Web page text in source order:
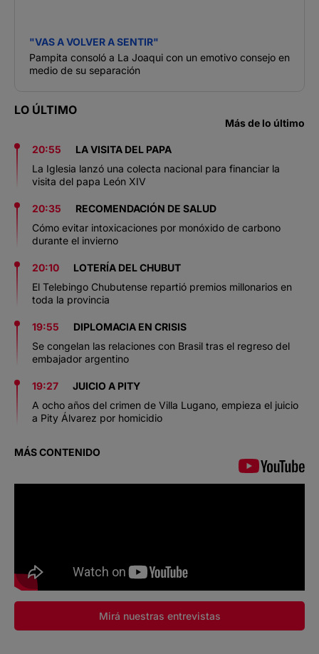
"VAS A VOLVER A SENTIR"
Pampita consoló a La Joaqui con un emotivo consejo en
medio de su separación
LO ÚLTIMO
Más de lo último
20:55
LA VISITA DEL PAPA
La Iglesia lanzó una colecta nacional para financiar la
visita del papa León XIV
20:35
RECOMENDACIÓN DE SALUD
Cómo evitar intoxicaciones por monóxido de carbono
durante el invierno
20:10
LOTERÍA DEL CHUBUT
El Telebingo Chubutense repartió premios millonarios en
toda la provincia
19:55
DIPLOMACIA EN CRISIS
Se congelan las relaciones con Brasil tras el regreso del
embajador argentino
19:27
JUICIO A PITY
A ocho años del crimen de Villa Lugano, empieza el juicio
a Pity Álvarez por homicidio
MÁS CONTENIDO
Mirá nuestras entrevistas